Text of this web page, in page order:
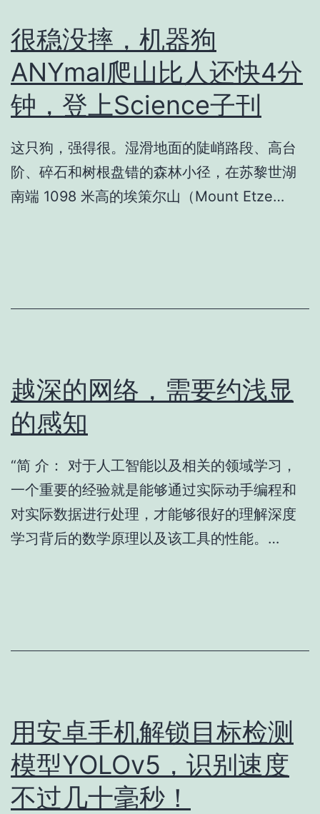
很稳没摔，机器狗
ANYmal爬山比人还快4分
钟，登上Science子刊
这只狗，强得很。湿滑地面的陡峭路段、高台
阶、碎石和树根盘错的森林小径，在苏黎世湖
南端 1098 米高的埃策尔山（Mount Etze…
越深的网络，需要约浅显
的感知
“简 介： 对于人工智能以及相关的领域学习，
一个重要的经验就是能够通过实际动手编程和
对实际数据进行处理，才能够很好的理解深度
学习背后的数学原理以及该工具的性能。…
用安卓手机解锁目标检测
模型YOLOv5，识别速度
不过几十毫秒！